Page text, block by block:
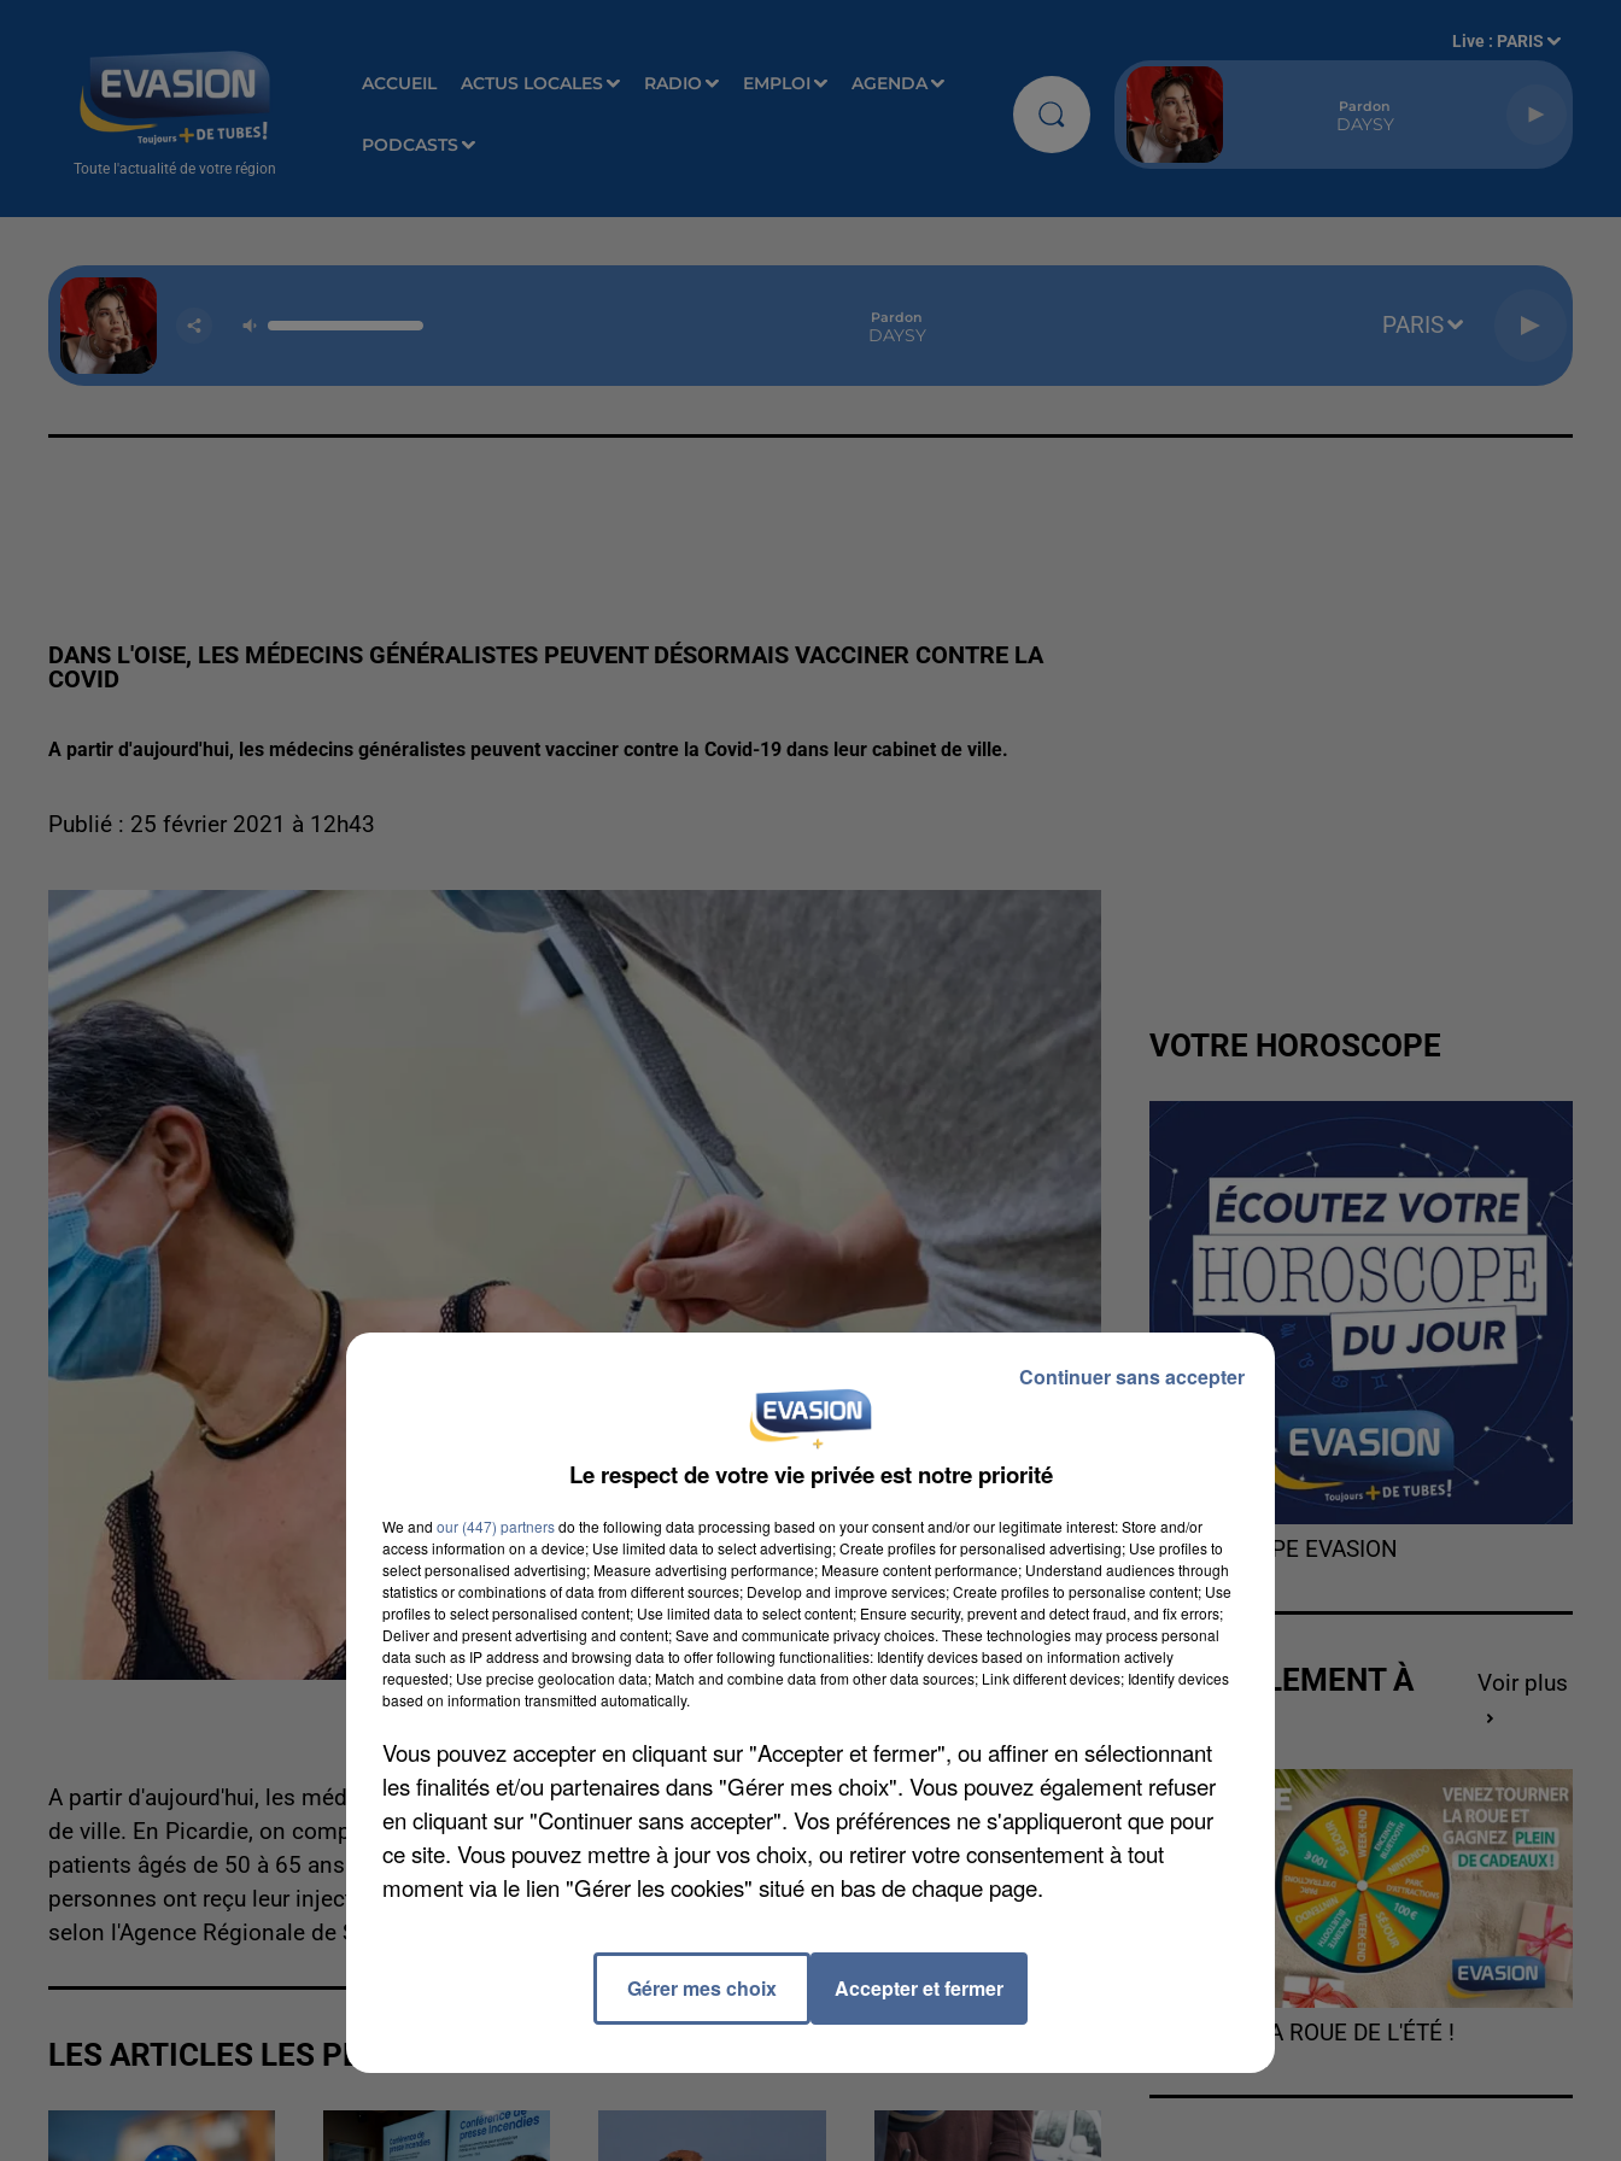
Toute l'actualité de votre région
ACCUEIL ACTUS LOCALES RADIO EMPLOI AGENDA
PODCASTS
Live : PARIS
One Track Mind
NAIKA
One Track Mind
NAIKA PARIS
DANS L'OISE, LES MÉDECINS GÉNÉRALISTES PEUVENT DÉSORMAIS VACCINER CONTRE LA
COVID
A partir d'aujourd'hui, les médecins généralistes peuvent vacciner contre la Covid-19 dans leur cabinet de ville.
Publié : 25 février 2021 à 12h43
A partir d'aujourd'hui, les médecins généralistes peuvent vacciner contre la Covid-19 dans leur cabinet
de ville. En Picardie, on compte 720 médecins impliqués, dont 227 dans l'Oise. Cela concerne leurs
patients âgés de 50 à 65 ans et ayant des facteurs de risques. Au niveau régional, presque 300.000
personnes ont reçu leur injection. Plus de 100.000 d'entre eux ont bénéficié des piqûres nécessaires,
selon l'Agence Régionale de Santé.
LES ARTICLES LES PLUS VUS
VOTRE HOROSCOPE
L'HOROSCOPE EVASION
ACTUELLEMENT À
Voir plus
TOURNEZ LA ROUE DE L'ÉTÉ !
Le respect de votre vie privée est notre priorité
We and our (447) partnersdo the following data processing based on your consent and/or our legitimate interest: Store and/or
access information on a device; Use limited data to select advertising; Create profiles for personalised advertising; Use profiles to
select personalised advertising; Measure advertising performance; Measure content performance; Understand audiences through
statistics or combinations of data from different sources; Develop and improve services; Create profiles to personalise content; Use
profiles to select personalised content; Use limited data to select content; Ensure security, prevent and detect fraud, and fix errors;
Deliver and present advertising and content; Save and communicate privacy choices. These technologies may process personal
data such as IP address and browsing data to offer following functionalities: Identify devices based on information actively
requested; Use precise geolocation data; Match and combine data from other data sources; Link different devices; Identify devices
based on information transmitted automatically.
Vous pouvez accepter en cliquant sur "Accepter et fermer", ou affiner en sélectionnant
les finalités et/ou partenaires dans "Gérer mes choix". Vous pouvez également refuser
en cliquant sur "Continuer sans accepter". Vos préférences ne s'appliqueront que pour
ce site. Vous pouvez mettre à jour vos choix, ou retirer votre consentement à tout
moment via le lien "Gérer les cookies" situé en bas de chaque page.
Gérer mes choix Accepter et fermer
Continuer sans accepter